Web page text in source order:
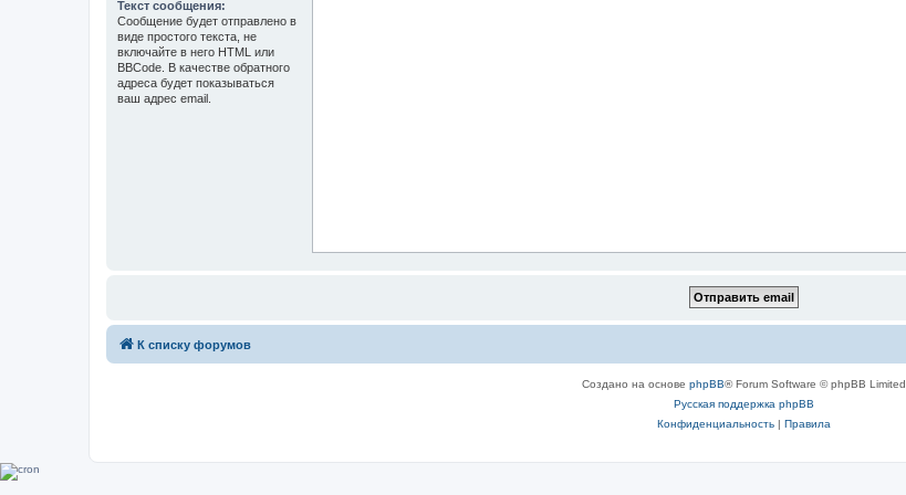
Текст сообщения:
Сообщение будет отправлено в
виде простого текста, не
включайте в него HTML или
BBCode. В качестве обратного
адреса будет показываться
ваш адрес email.
К списку форумов
Создано на основе phpBB® Forum Software © phpBB Limited
Русская поддержка phpBB
Конфиденциальность| Правила